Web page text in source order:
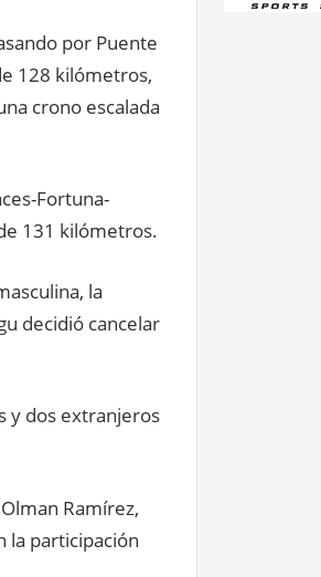
por Puente
128 kilómetros,
crono escalada
Fortuna-
131 kilómetros.
la
decidió cancelar
y dos extranjeros
Ramírez,
la participación